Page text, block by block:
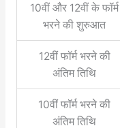
10वीं और 12वीं के फॉर्म
भरने की शुरुआत
12वीं फॉर्म भरने की
अंतिम तिथि
10वीं फॉर्म भरने की
अंतिम तिथि